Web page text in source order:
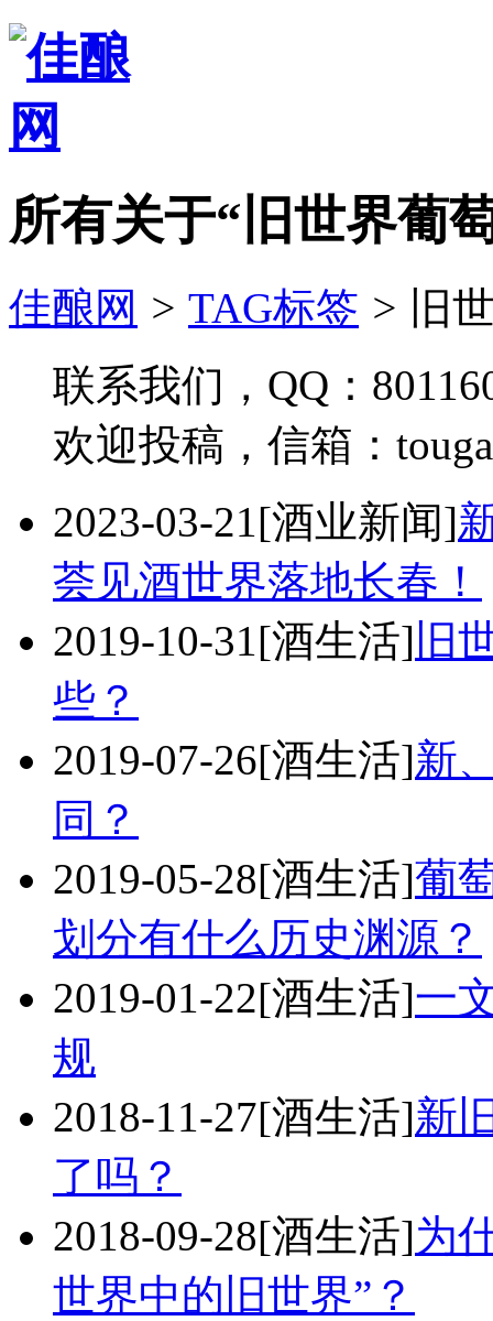
所有关于“旧世界葡
佳酿网 > TAG标签 > 旧
联系我们，QQ：
欢迎投稿，信箱：
2023-03-21[酒业新闻]
荟见酒世界落地长春！
2019-10-31[酒生活] 旧
些？
2019-07-26[酒生活]新
同？
2019-05-28[酒生活]葡
划分有什么历史渊源？
2019-01-22[酒生活]一
规
2018-11-27[酒生活]新
了吗？
2018-09-28[酒生活]为
世界中的旧世界”？